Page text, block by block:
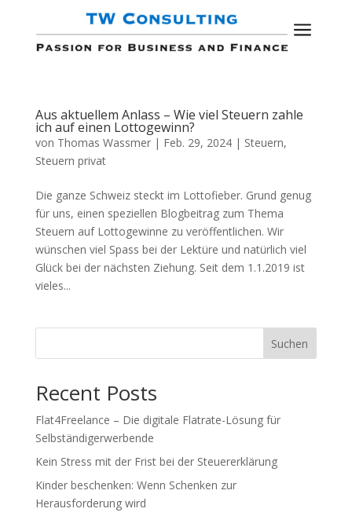
a
Aus aktuellem Anlass – Wie viel Steuern zahle
ich auf einen Lottogewinn?
von Thomas Wassmer| Feb. 29, 2024| Steuern,
Steuern privat
Die ganze Schweiz steckt im Lottofieber. Grund genug
für uns, einen speziellen Blogbeitrag zum Thema
Steuern auf Lottogewinne zu veröffentlichen. Wir
wünschen viel Spass bei der Lektüre und natürlich viel
Glück bei der nächsten Ziehung. Seit dem 1.1.2019 ist
vieles...
Suchen
Recent Posts
Flat4Freelance – Die digitale Flatrate-Lösung für
Selbständigerwerbende
Kein Stress mit der Frist bei der Steuererklärung
Kinder beschenken: Wenn Schenken zur
Herausforderung wird